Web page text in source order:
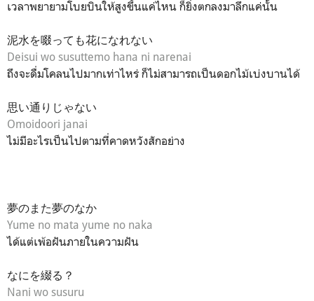
เวลาพยายามโบยบินให้สูงขึ้นแค่ไหน ก็ยิ่งตกลงมาลึกแค่นั้น
泥水を啜っても花になれない
Deisui wo susuttemo hana ni narenai
ถึงจะดื่มโคลนไปมากเท่าไหร่ ก็ไม่สามารถเป็นดอกไม้เบ่งบานได้
思い通りじゃない
Omoidoori janai
ไม่มีอะไรเป็นไปตามที่คาดหวังสักอย่าง
夢のまた夢のなか
Yume no mata yume no naka
ได้แต่เพ้อฝันภายในความฝัน
なにを綴る？
Nani wo susuru